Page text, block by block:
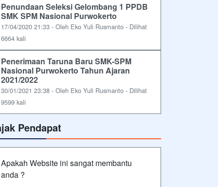
Penundaan Seleksi Gelombang 1 PPDB
SMK SPM Nasional Purwokerto
17/04/2020 21:33 - Oleh Eko Yuli Rusmanto - Dilihat
6664 kali
Penerimaan Taruna Baru SMK-SPM
Nasional Purwokerto Tahun Ajaran
2021/2022
30/01/2021 23:38 - Oleh Eko Yuli Rusmanto - Dilihat
9599 kali
Pendapat
Apakah Website ini sangat membantu
anda ?